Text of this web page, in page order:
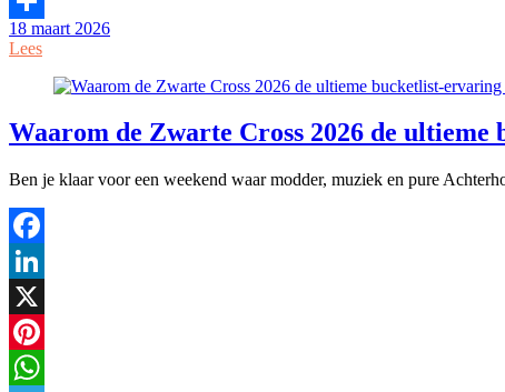
Delen
18 maart 2026
Lees
Waarom de Zwarte Cross 2026 de
Ben je klaar voor een weekend waar modder, muziek en pure
Facebook
LinkedIn
X
Pinterest